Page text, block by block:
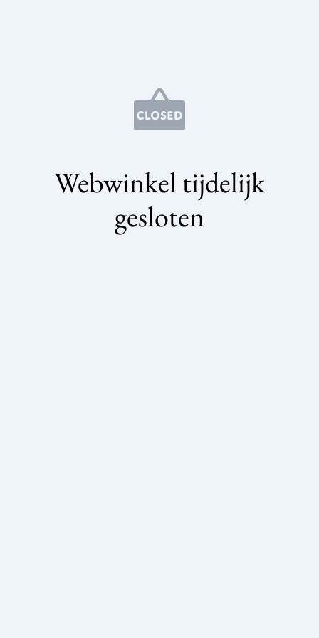
Webwinkel tijdelijk
gesloten